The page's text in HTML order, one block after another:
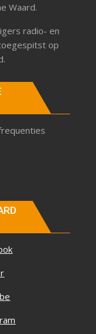
Waard.
radio- en
op